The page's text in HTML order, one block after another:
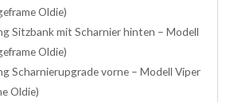
Oldie)
Sitzbank mit Scharnier hinten – Modell
Oldie)
Scharnierupgrade vorne – Modell Viper
Oldie)